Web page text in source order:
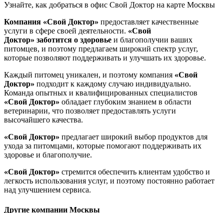
Узнайте, как добраться в офис Свой Доктор на карте Москвы
Компания «Свой Доктор» предоставляет качественные
услуги в сфере своей деятельности. «Свой
Доктор» заботится о здоровье и благополучии ваших
питомцев, и поэтому предлагаем широкий спектр услуг,
которые позволяют поддерживать и улучшать их здоровье.
Каждый питомец уникален, и поэтому компания «Свой
Доктор» подходит к каждому случаю индивидуально.
Команда опытных и квалифицированных специалистов
«Свой Доктор» обладает глубоким знанием в области
ветеринарии, что позволяет предоставлять услуги
высочайшего качества.
«Свой Доктор» предлагает широкий выбор продуктов для
ухода за питомцами, которые помогают поддерживать их
здоровье и благополучие.
«Свой Доктор» стремится обеспечить клиентам удобство и
легкость использования услуг, и поэтому постоянно работает
над улучшением сервиса.
Другие компании Москвы